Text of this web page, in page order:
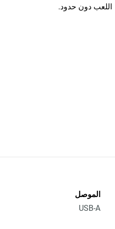
اللعب دون حدود.
الموصل
USB-A